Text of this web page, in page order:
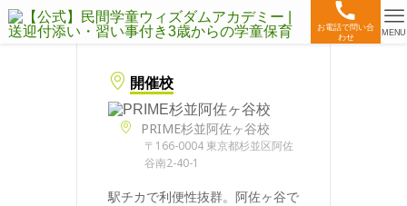
お電話で問い合
わせ
MENU
開催校
PRIME杉並阿佐ヶ谷校
〒166-0004 東京都杉並区阿佐
谷南2-40-1
駅チカで利便性抜群。阿佐ヶ谷で